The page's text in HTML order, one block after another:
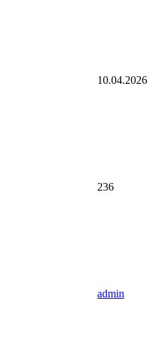
10.04.2026
236
admin